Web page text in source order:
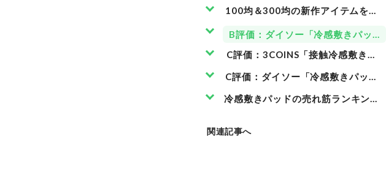
100均＆300均の新作アイテムを徹
B評価：ダイソー「冷感敷きパッド
C評価：3COINS「接触冷感敷きパ
C評価：ダイソー「冷感敷きパッド
冷感敷きパッドの売れ筋ランキング
関連記事へ